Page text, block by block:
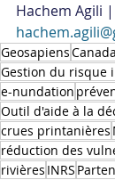
Hachem Agili |
GeosapiensCanada
Gestion du risque
e-nundation
Outil d'aide à la
crues printanières
réduction des
rivières INRS